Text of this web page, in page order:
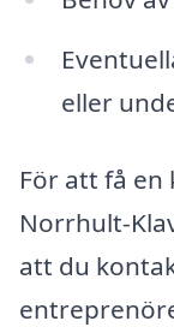
eller
För att få
Norrhult-
att du